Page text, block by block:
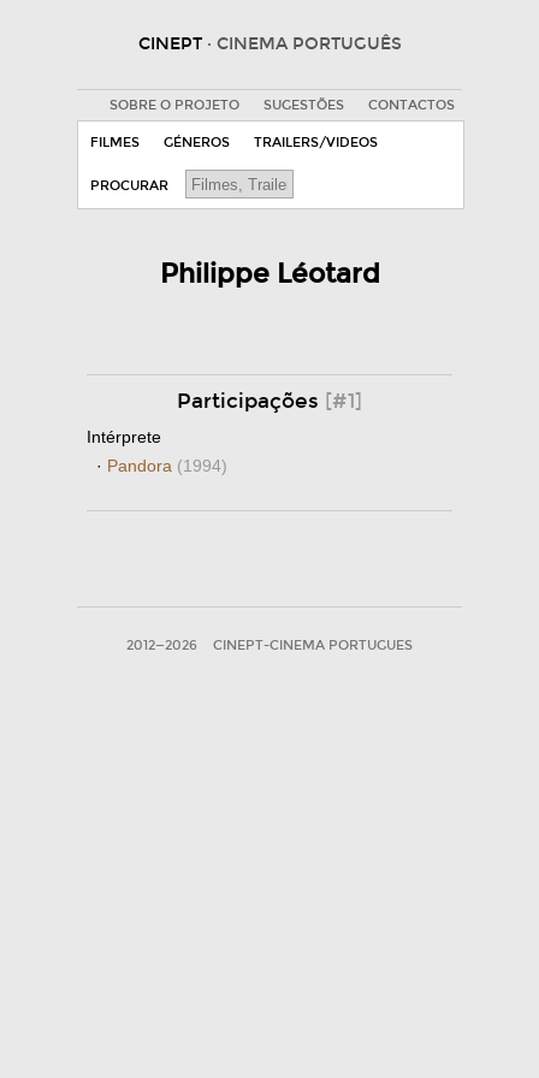
CINEPT · CINEMA PORTUGUÊS
SOBRE O PROJETO SUGESTÕES CONTACTOS
FILMES GÉNEROS TRAILERS/VIDEOS
PROCURAR
Philippe Léotard
Participações [#1]
Intérprete
· Pandora (1994)
2012—2026 CINEPT-CINEMA PORTUGUES